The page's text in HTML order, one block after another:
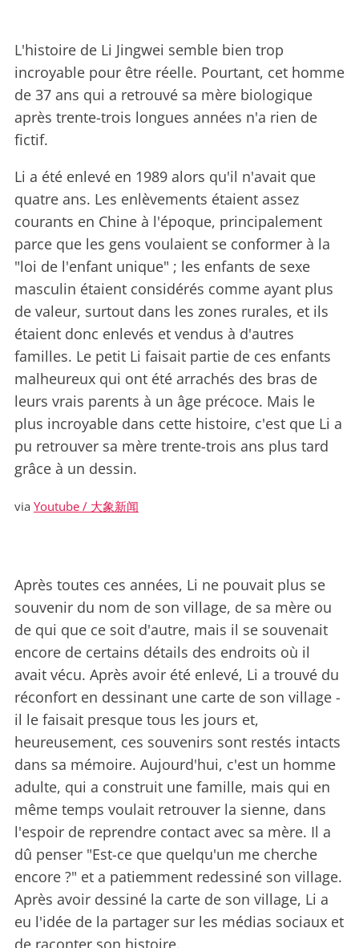
L'histoire de Li Jingwei semble bien trop
incroyable pour être réelle. Pourtant, cet homme
de 37 ans qui a retrouvé sa mère biologique
après trente-trois longues années n'a rien de
fictif.
Li a été enlevé en 1989 alors qu'il n'avait que
quatre ans. Les enlèvements étaient assez
courants en Chine à l'époque, principalement
parce que les gens voulaient se conformer à la
"loi de l'enfant unique" ; les enfants de sexe
masculin étaient considérés comme ayant plus
de valeur, surtout dans les zones rurales, et ils
étaient donc enlevés et vendus à d'autres
familles. Le petit Li faisait partie de ces enfants
malheureux qui ont été arrachés des bras de
leurs vrais parents à un âge précoce. Mais le
plus incroyable dans cette histoire, c'est que Li a
pu retrouver sa mère trente-trois ans plus tard
grâce à un dessin.
via Youtube / 大象新闻
Après toutes ces années, Li ne pouvait plus se
souvenir du nom de son village, de sa mère ou
de qui que ce soit d'autre, mais il se souvenait
encore de certains détails des endroits où il
avait vécu. Après avoir été enlevé, Li a trouvé du
réconfort en dessinant une carte de son village -
il le faisait presque tous les jours et,
heureusement, ces souvenirs sont restés intacts
dans sa mémoire. Aujourd'hui, c'est un homme
adulte, qui a construit une famille, mais qui en
même temps voulait retrouver la sienne, dans
l'espoir de reprendre contact avec sa mère. Il a
dû penser "Est-ce que quelqu'un me cherche
encore ?" et a patiemment redessiné son village.
Après avoir dessiné la carte de son village, Li a
eu l'idée de la partager sur les médias sociaux et
de raconter son histoire.